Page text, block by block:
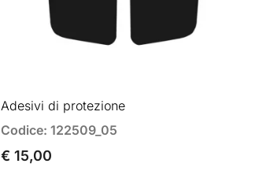
Adesivi di protezione
Codice: 122509_05
€ 15,00